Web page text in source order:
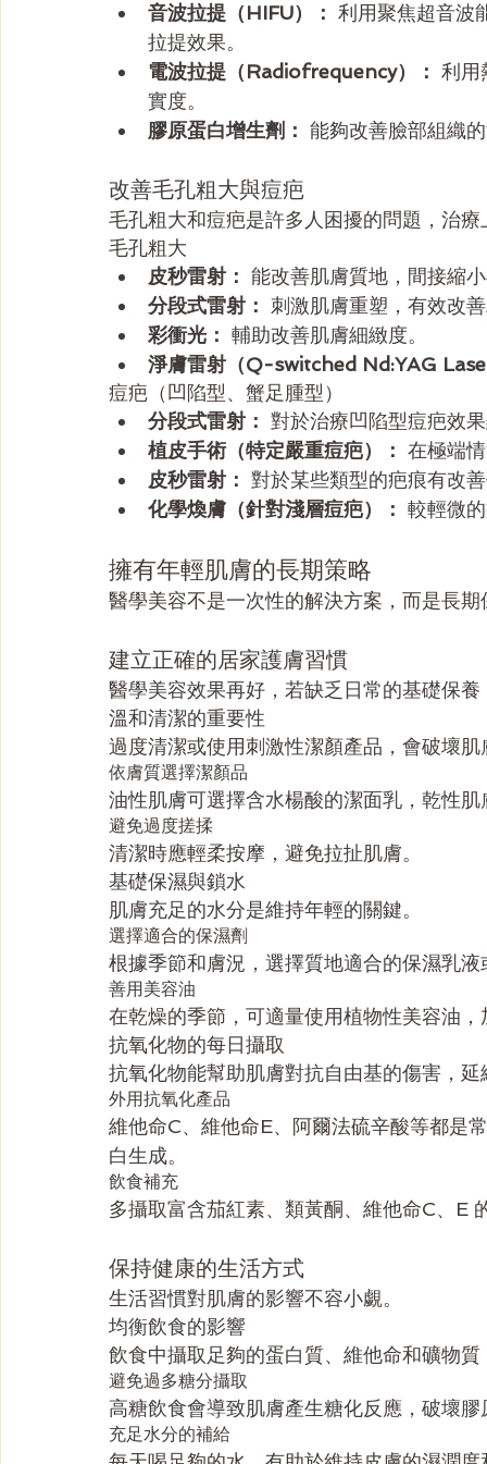
音波拉提（HIFU）： 利用聚焦超音波
拉提效果。
電波拉提（Radiofrequency）： 利用
實度。
膠原蛋白增生劑： 能夠改善臉部組織
改善毛孔粗大與痘疤
毛孔粗大和痘疤是許多人困擾的問題，治
毛孔粗大
皮秒雷射： 能改善肌膚質地，間接縮
分段式雷射：
刺激肌膚重塑，有效改
彩衝光： 輔助改善肌膚細緻度。
淨膚雷射（Q-switched Nd:YAG
痘疤（凹陷型、蟹足腫型）
分段式雷射： 對於治療凹陷型痘疤效
植皮手術（特定嚴重痘疤）： 在極端
皮秒雷射： 對於某些類型的疤痕有改
化學煥膚（針對淺層痘疤）： 較輕微
擁有年輕肌膚的長期策略
醫學美容不是一次性的解決方案，而是長
建立正確的居家護膚習慣
醫學美容效果再好，若缺乏日常的基礎保
溫和清潔的重要性
過度清潔或使用刺激性潔顏產品，會破壞
依膚質選擇潔顏品
油性肌膚可選擇含水楊酸的潔面乳，乾性
避免過度搓揉
清潔時應輕柔按摩，避免拉扯肌膚。
基礎保濕與鎖水
肌膚充足的水分是維持年輕的關鍵。
選擇適合的保濕劑
根據季節和膚況，選擇質地適合的保濕乳
善用美容油
在乾燥的季節，可適量使用植物性美容油，
抗氧化物的每日攝取
抗氧化物能幫助肌膚對抗自由基的傷害，延
外用抗氧化產品
維他命C、維他命E、阿爾法硫辛酸等都是
白生成。
飲食補充
多攝取富含茄紅素、類黃酮、維他命C、E
保持健康的生活方式
生活習慣對肌膚的影響不容小覷。
均衡飲食的影響
飲食中攝取足夠的蛋白質、維他命和礦物
避免過多糖分攝取
高糖飲食會導致肌膚產生糖化反應，破壞
充足水分的補給